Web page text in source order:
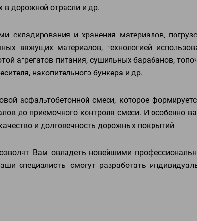
в дорожной отрасли и др.
складирования и хранения материалов,
вяжущих материалов, технологией
агрегатов питания, сушильных барабанов,
накопительного бункера и др.
асфальтобетонной смеси, которое
до приемочного контроля смеси. И особенно
и долговечность дорожных покрытий.
Вам овладеть новейшими
специалисты смогут разработать